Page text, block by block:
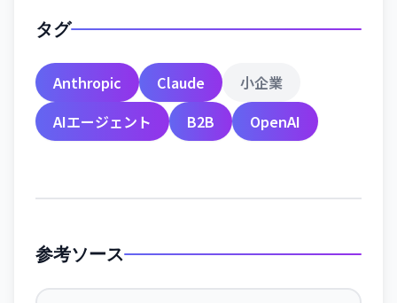
タグ
Anthropic Claude
小企業
AIエージェント
B2B OpenAI
参考ソース